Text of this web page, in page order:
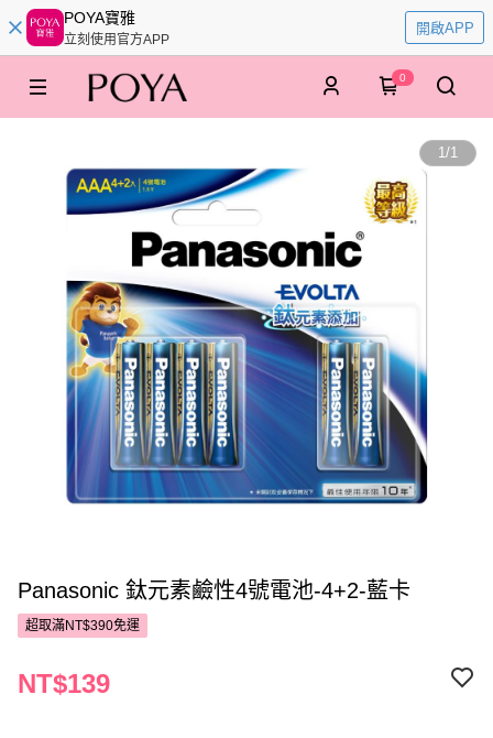
POYA寶雅
立刻使用官方APP
開啟APP
0
1/1
Panasonic 鈦元素鹼性4號電池-4+2-藍卡
超取滿NT$390免運
NT$139